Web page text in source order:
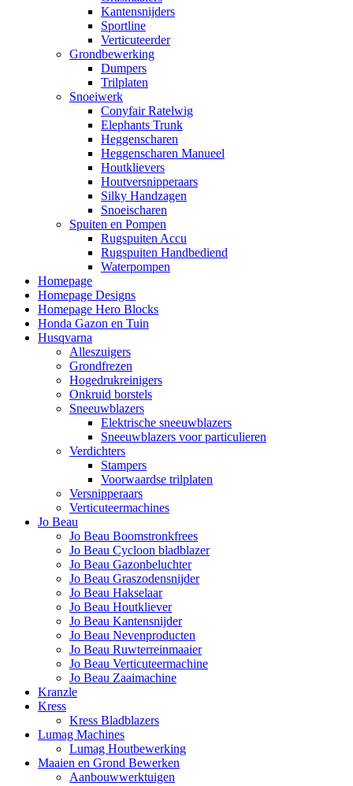
Kantensnijders
Sportline
Verticuteerder
Grondbewerking
Dumpers
Trilplaten
Snoeiwerk
Conyfair Ratelwig
Elephants Trunk
Heggenscharen
Heggenscharen Manueel
Houtklievers
Houtversnipperaars
Silky Handzagen
Snoeischaren
Spuiten en Pompen
Rugspuiten Accu
Rugspuiten Handbediend
Waterpompen
Homepage
Homepage Designs
Homepage Hero Blocks
Honda Gazon en Tuin
Husqvarna
Alleszuigers
Grondfrezen
Hogedrukreinigers
Onkruid borstels
Sneeuwblazers
Elektrische sneeuwblazers
Sneeuwblazers voor particulieren
Verdichters
Stampers
Voorwaardse trilplaten
Versnipperaars
Verticuteermachines
Jo Beau
Jo Beau Boomstronkfrees
Jo Beau Cycloon bladblazer
Jo Beau Gazonbeluchter
Jo Beau Graszodensnijder
Jo Beau Hakselaar
Jo Beau Houtkliever
Jo Beau Kantensnijder
Jo Beau Nevenproducten
Jo Beau Ruwterreinmaaier
Jo Beau Verticuteermachine
Jo Beau Zaaimachine
Kranzle
Kress
Kress Bladblazers
Lumag Machines
Lumag Houtbewerking
Maaien en Grond Bewerken
Aanbouwwerktuigen